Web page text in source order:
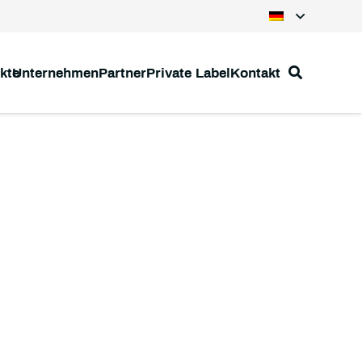
UnternehmenPartnerPrivate LabelKontakt